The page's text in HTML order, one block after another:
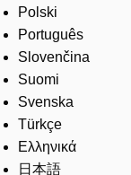
Polski
Português
Slovenčina
Suomi
Svenska
Türkçe
Ελληνικά
日本語